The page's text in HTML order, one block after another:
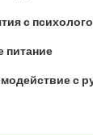
с
питание
с